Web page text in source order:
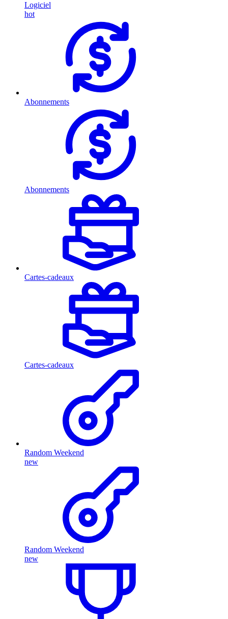
Logiciel
hot
Abonnements
Abonnements
Cartes-cadeaux
Cartes-cadeaux
Random Weekend
new
Random Weekend
new